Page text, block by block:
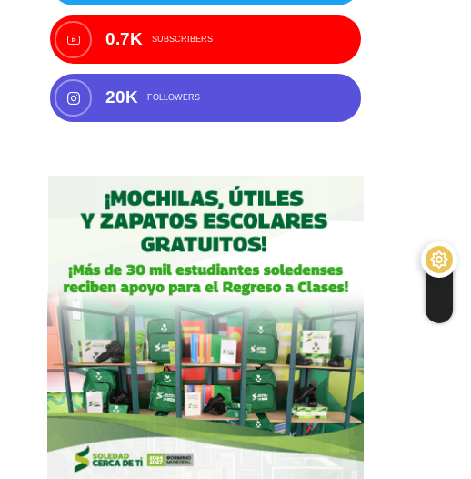
0.7K SUBSCRIBERS
20K FOLLOWERS